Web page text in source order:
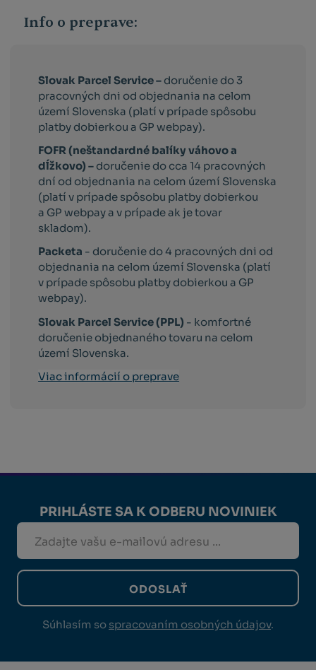
Info o preprave:
Slovak Parcel Service – doručenie do 3
pracovných dni od objednania na celom
území Slovenska (platí v prípade spôsobu
platby dobierkou a GP webpay).
FOFR (neštandardné balíky váhovo a
dĺžkovo) – doručenie do cca 14 pracovných
dní od objednania na celom území Slovenska
(platí v prípade spôsobu platby dobierkou
a GP webpay a v prípade ak je tovar
skladom).
Packeta - doručenie do 4 pracovných dni od
objednania na celom území Slovenska (platí
v prípade spôsobu platby dobierkou a GP
webpay).
Slovak Parcel Service (PPL) - komfortné
doručenie objednaného tovaru na celom
území Slovenska.
Viac informácií o preprave
PRIHLÁSTE SA K ODBERU NOVINIEK
ODOSLAŤ
Súhlasím so spracovaním osobných údajov.